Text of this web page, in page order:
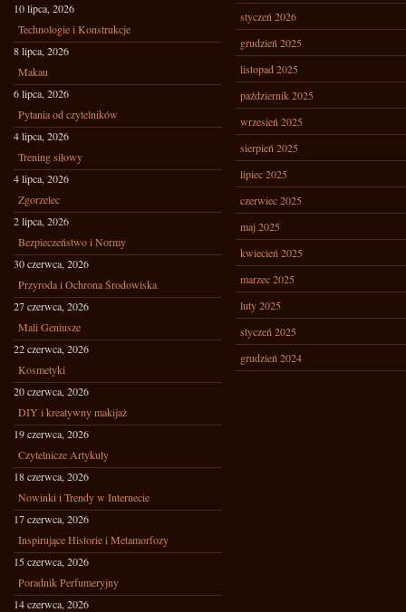
10 lipca, 2026
Technologie i Konstrukcje
8 lipca, 2026
Makau
6 lipca, 2026
Pytania od czytelników
4 lipca, 2026
Trening siłowy
4 lipca, 2026
Zgorzelec
2 lipca, 2026
Bezpieczeństwo i Normy
30 czerwca, 2026
Przyroda i Ochrona Środowiska
27 czerwca, 2026
Mali Geniusze
22 czerwca, 2026
Kosmetyki
20 czerwca, 2026
DIY i kreatywny makijaż
19 czerwca, 2026
Czytelnicze Artykuły
18 czerwca, 2026
Nowinki i Trendy w Internecie
17 czerwca, 2026
Inspirujące Historie i Metamorfozy
15 czerwca, 2026
Poradnik Perfumeryjny
14 czerwca, 2026
styczeń 2026
grudzień 2025
listopad 2025
październik 2025
wrzesień 2025
sierpień 2025
lipiec 2025
czerwiec 2025
maj 2025
kwiecień 2025
marzec 2025
luty 2025
styczeń 2025
grudzień 2024